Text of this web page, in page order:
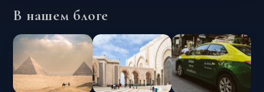
В нашем блоге